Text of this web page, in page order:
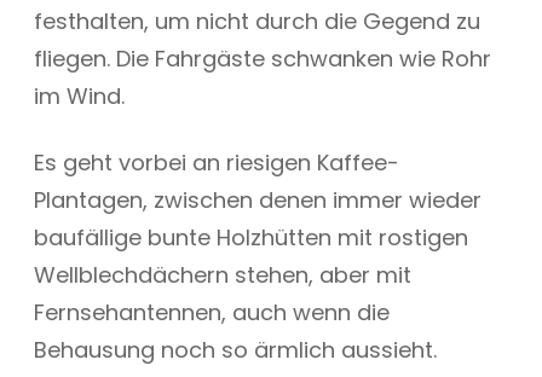
festhalten, um nicht durch die Gegend zu
fliegen. Die Fahrgäste schwanken wie Rohr
im Wind.
Es geht vorbei an riesigen Kaffee-
Plantagen, zwischen denen immer wieder
baufällige bunte Holzhütten mit rostigen
Wellblechdächern stehen, aber mit
Fernsehantennen, auch wenn die
Behausung noch so ärmlich aussieht.